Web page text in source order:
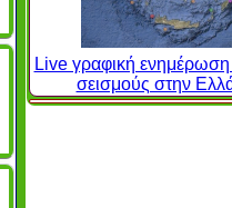
Live γραφική ενημέρωση
σεισμούς στην